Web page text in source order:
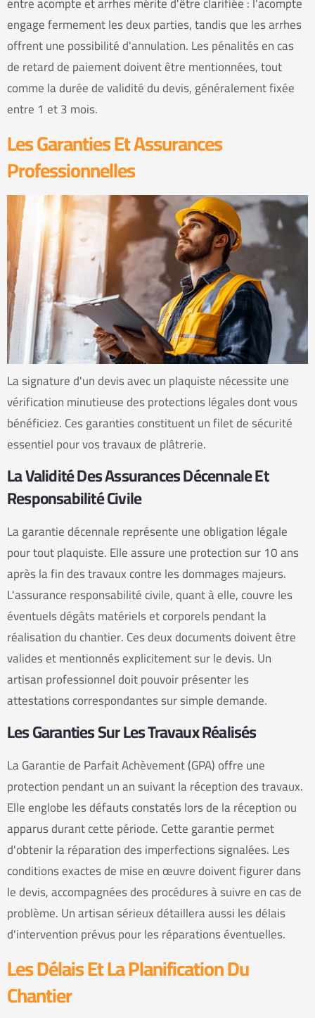
engage fermement les deux parties, tandis que les arrhes
offrent une possibilité d'annulation. Les pénalités en cas
de retard de paiement doivent être mentionnées, tout
comme la durée de validité du devis, généralement fixée
entre 1 et 3 mois.
Les Garanties Et Assurances
Professionnelles
La signature d'un devis avec un plaquiste nécessite une
vérification minutieuse des protections légales dont vous
bénéficiez. Ces garanties constituent un filet de sécurité
essentiel pour vos travaux de plâtrerie.
La Validité Des Assurances Décennale Et
Responsabilité Civile
La garantie décennale représente une obligation légale
pour tout plaquiste. Elle assure une protection sur 10 ans
après la fin des travaux contre les dommages majeurs.
L'assurance responsabilité civile, quant à elle, couvre les
éventuels dégâts matériels et corporels pendant la
réalisation du chantier. Ces deux documents doivent être
valides et mentionnés explicitement sur le devis. Un
artisan professionnel doit pouvoir présenter les
attestations correspondantes sur simple demande.
Les Garanties Sur Les Travaux Réalisés
La Garantie de Parfait Achèvement (GPA) offre une
protection pendant un an suivant la réception des travaux.
Elle englobe les défauts constatés lors de la réception ou
apparus durant cette période. Cette garantie permet
d'obtenir la réparation des imperfections signalées. Les
conditions exactes de mise en œuvre doivent figurer dans
le devis, accompagnées des procédures à suivre en cas de
problème. Un artisan sérieux détaillera aussi les délais
d'intervention prévus pour les réparations éventuelles.
Les Délais Et La Planification Du
Chantier